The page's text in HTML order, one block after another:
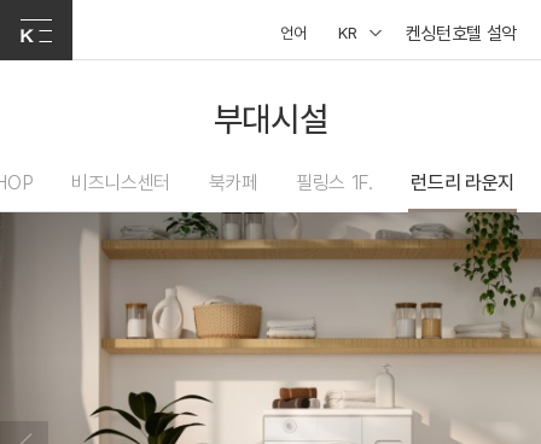
언어 KR 켄싱턴호텔 설악
부대시설
비즈니스센터 북카페 필링스 1F. 런드리 라운지